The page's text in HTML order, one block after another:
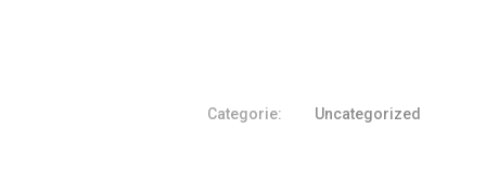
Categorie: Uncategorized